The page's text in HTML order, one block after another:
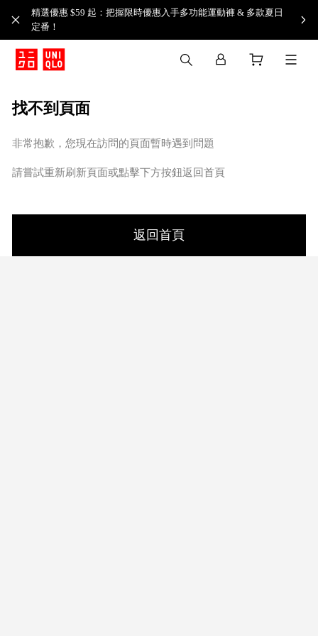
精選優惠 $59 起：把握限時優惠入手多功能運動褲 & 多款夏日
定番！​
找不到頁面
非常抱歉，您現在訪問的頁面暫時遇到問題
請嘗試重新刷新頁面或點擊下方按鈕返回首頁
返回首頁